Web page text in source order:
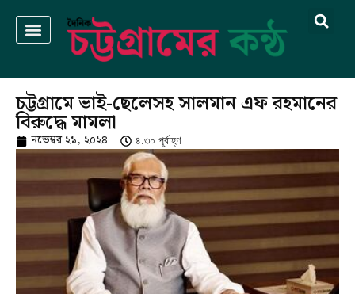
চট্টগ্রামে ভাই-ছেলেসহ সালমান এফ রহমানের
বিরুদ্ধে মামলা
নভেম্বর ২১, ২০২৪ ৪:৩০ পূর্বাহ্ণ